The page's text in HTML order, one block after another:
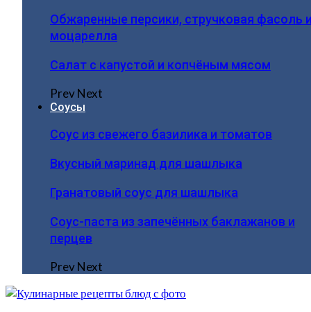
Обжаренные персики, стручковая фасоль
моцарелла
Салат с капустой и копчёным мясом
PrevNext
Соусы
Соус из свежего базилика и томатов
Вкусный маринад для шашлыка
Гранатовый соус для шашлыка
Соус-паста из запечённых баклажанов и
перцев
PrevNext